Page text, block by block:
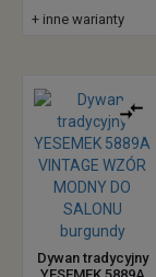
+ inne warianty
Dywan tradycyjny